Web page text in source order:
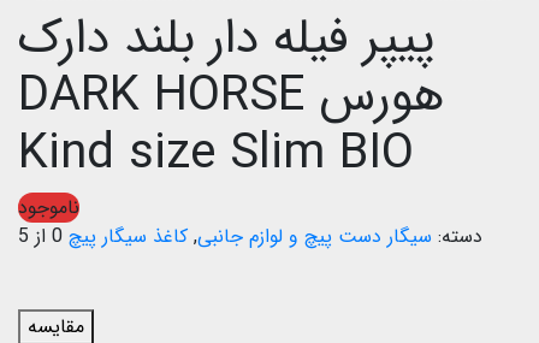
پیپر فیله دار بلند دارک
هورس DARK HORSE
Kind size Slim BIO
ناموجود
دسته: سیگار دست پیچ و لوازم جانبی, کاغذ سیگار پیچ 0 از 5
مقایسه